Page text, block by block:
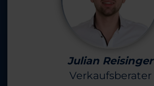
Julian Reisinger
Verkaufsberater